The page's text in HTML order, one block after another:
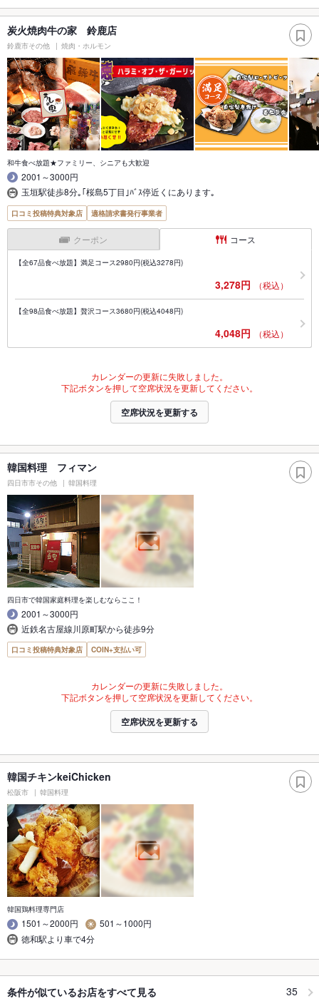
炭火焼肉牛の家 鈴鹿店
鈴鹿市その他 焼肉・ホルモン
和牛食べ放題★ファミリー、シニアも大歓迎
2001～3000円
玉垣駅徒歩8分｡｢桜島5丁目｣ﾊﾞｽ停近くにあります｡
口コミ投稿特典対象店 適格請求書発行事業者
クーポン コース
【全67品食べ放題】満足コース2980円(税込3278円)
3,278円 （税込）
【全98品食べ放題】贅沢コース3680円(税込4048円)
4,048円 （税込）
カレンダーの更新に失敗しました。
下記ボタンを押して空席状況を更新してください。
空席状況を更新する
韓国料理 フィマン
四日市市その他 韓国料理
四日市で韓国家庭料理を楽しむならここ！
2001～3000円
近鉄名古屋線川原町駅から徒歩9分
口コミ投稿特典対象店 COIN+支払い可
カレンダーの更新に失敗しました。
下記ボタンを押して空席状況を更新してください。
空席状況を更新する
韓国チキンkeiChicken
松阪市 韓国料理
韓国鶏料理専門店
1501～2000円
501～1000円
徳和駅より車で4分
条件が似ているお店をすべて見る 35